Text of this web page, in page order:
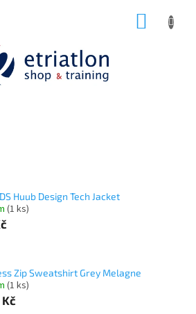
Huub Design Tech Jacket
(1 ks)
Zip Sweatshirt Grey Melagne
(1 ks)
Chat